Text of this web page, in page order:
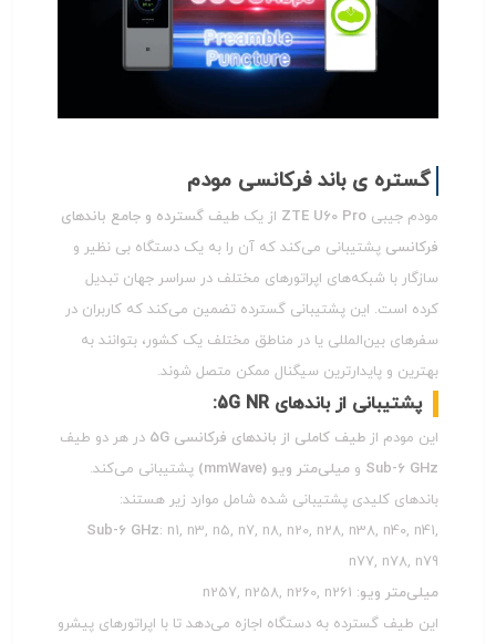
گستره ی باند فرکانسی مودم
مودم جیبی ZTE U60 Pro از یک طیف گسترده و جامع باندهای
فرکانسی پشتیبانی می‌کند که آن را به یک دستگاه بی نظیر و
سازگار با شبکه‌های اپراتورهای مختلف در سراسر جهان تبدیل
کرده است. این پشتیبانی گسترده تضمین می‌کند که کاربران در
سفرهای بین‌المللی یا در مناطق مختلف یک کشور، بتوانند به
بهترین و پایدارترین سیگنال ممکن متصل شوند.
پشتیبانی از باندهای 5G NR:
این مودم از طیف کاملی از باندهای فرکانسی 5G
در هر دو طیف
Sub-6 GHz و میلی‌متر ویو (mmWave)
پشتیبانی می‌کند.
باندهای کلیدی پشتیبانی شده شامل موارد زیر هستند:
Sub-6 GHz: n1, n3, n5, n7, n8, n20, n28, n38, n40, n41,
n77, n78, n79
میلی‌متر ویو: n257, n258, n260, n261
این طیف گسترده به دستگاه اجازه می‌دهد تا با اپراتورهای پیشرو